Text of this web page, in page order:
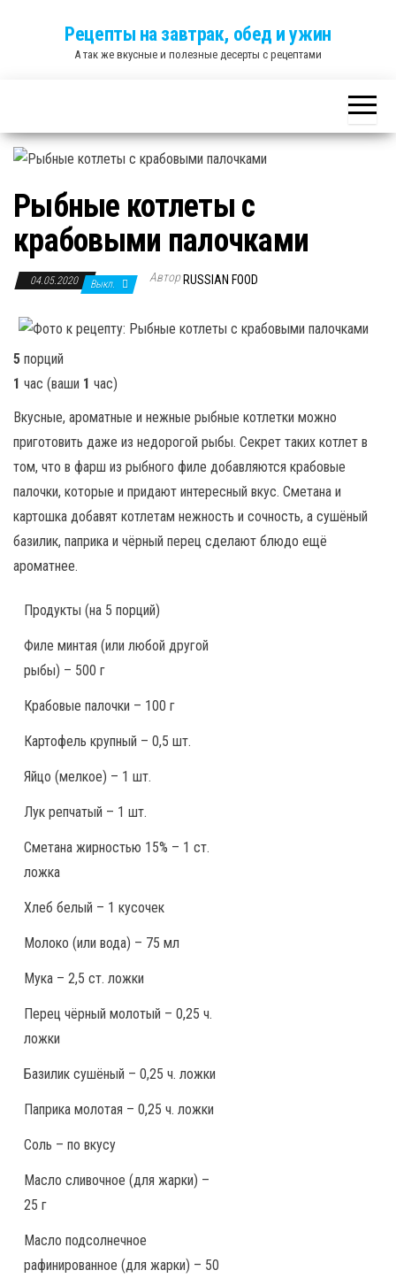
Рецепты на завтрак, обед и ужин
А так же вкусные и полезные десерты с рецептами
Рыбные котлеты с
крабовыми палочками
04.05.2020 Выкл. Автор RUSSIAN FOOD
5 порций
1 час (ваши 1 час)
Вкусные, ароматные и нежные рыбные котлетки можно
приготовить даже из недорогой рыбы. Секрет таких котлет в
том, что в фарш из рыбного филе добавляются крабовые
палочки, которые и придают интересный вкус. Сметана и
картошка добавят котлетам нежность и сочность, а сушёный
базилик, паприка и чёрный перец сделают блюдо ещё
ароматнее.
Продукты (на 5 порций)
Филе минтая (или любой другой
рыбы) – 500 г
Крабовые палочки – 100 г
Картофель крупный – 0,5 шт.
Яйцо (мелкое) – 1 шт.
Лук репчатый – 1 шт.
Сметана жирностью 15% – 1 ст.
ложка
Хлеб белый – 1 кусочек
Молоко (или вода) – 75 мл
Мука – 2,5 ст. ложки
Перец чёрный молотый – 0,25 ч.
ложки
Базилик сушёный – 0,25 ч. ложки
Паприка молотая – 0,25 ч. ложки
Соль – по вкусу
Масло сливочное (для жарки) –
25 г
Масло подсолнечное
рафинированное (для жарки) – 50